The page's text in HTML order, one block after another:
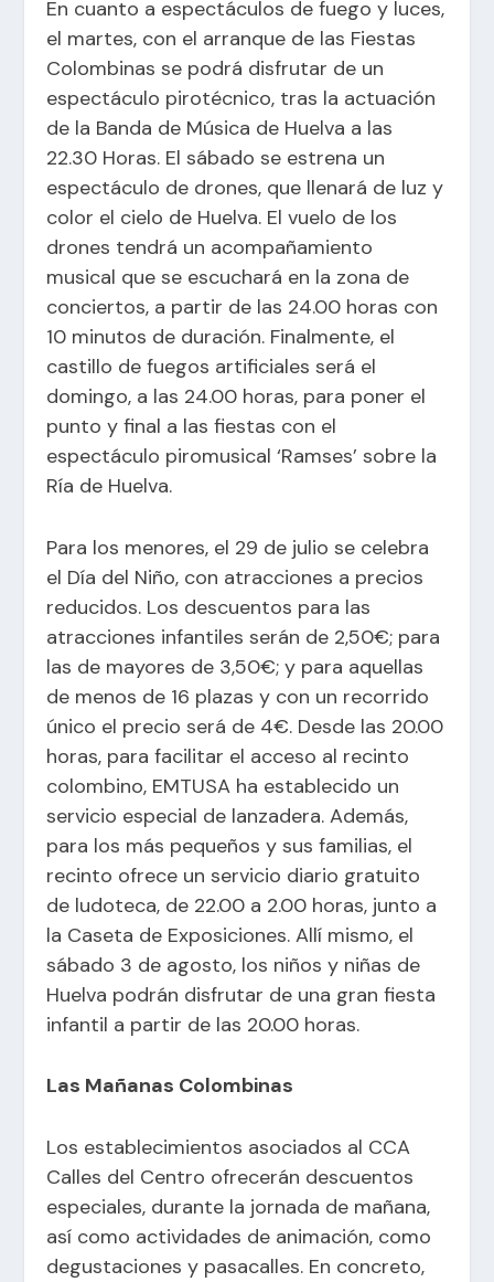
En cuanto a espectáculos de fuego y luces,
el martes, con el arranque de las Fiestas
Colombinas se podrá disfrutar de un
espectáculo pirotécnico, tras la actuación
de la Banda de Música de Huelva a las
22.30 Horas. El sábado se estrena un
espectáculo de drones, que llenará de luz y
color el cielo de Huelva. El vuelo de los
drones tendrá un acompañamiento
musical que se escuchará en la zona de
conciertos, a partir de las 24.00 horas con
10 minutos de duración. Finalmente, el
castillo de fuegos artificiales será el
domingo, a las 24.00 horas, para poner el
punto y final a las fiestas con el
espectáculo piromusical ‘Ramses’ sobre la
Ría de Huelva.
Para los menores, el 29 de julio se celebra
el Día del Niño, con atracciones a precios
reducidos. Los descuentos para las
atracciones infantiles serán de 2,50€; para
las de mayores de 3,50€; y para aquellas
de menos de 16 plazas y con un recorrido
único el precio será de 4€. Desde las 20.00
horas, para facilitar el acceso al recinto
colombino, EMTUSA ha establecido un
servicio especial de lanzadera. Además,
para los más pequeños y sus familias, el
recinto ofrece un servicio diario gratuito
de ludoteca, de 22.00 a 2.00 horas, junto a
la Caseta de Exposiciones. Allí mismo, el
sábado 3 de agosto, los niños y niñas de
Huelva podrán disfrutar de una gran fiesta
infantil a partir de las 20.00 horas.
Las Mañanas Colombinas
Los establecimientos asociados al CCA
Calles del Centro ofrecerán descuentos
especiales, durante la jornada de mañana,
así como actividades de animación, como
degustaciones y pasacalles. En concreto,